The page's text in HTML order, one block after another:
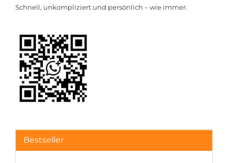
Schnell, unkompliziert und persönlich – wie immer.
Bestseller